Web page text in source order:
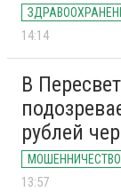
14:14
В
рублей
МОШЕННИЧЕСТВО
13:57